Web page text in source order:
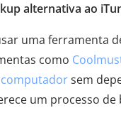
alternativa ao
uma ferramenta
como
computadorsem
um processo